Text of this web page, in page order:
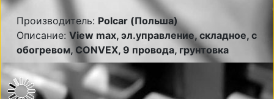
Производитель: Polcar (Польша)
Описание: View max, эл.управление, складное, с
обогревом, CONVEX, 9 провода, грунтовка